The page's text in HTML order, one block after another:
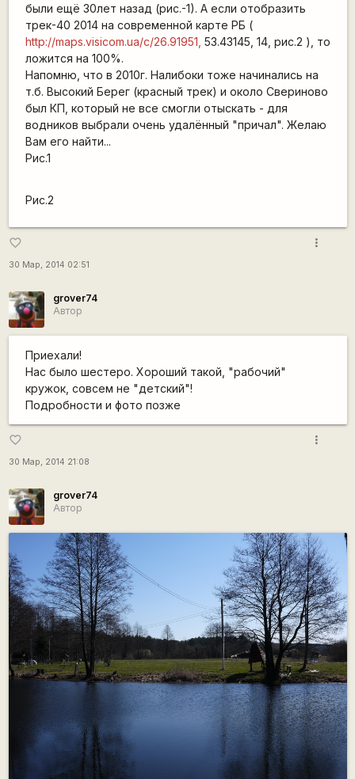
были ещё 30лет назад (рис.-1). А если отобразить
трек-40 2014 на современной карте РБ (
http://maps.visicom.ua/c/26.91951, 53.43145, 14, рис.2 ), то
ложится на 100%.
Напомню, что в 2010г. Налибоки тоже начинались на
т.б. Высокий Берег (красный трек) и около Свериново
был КП, который не все смогли отыскать - для
водников выбрали очень удалённый "причал". Желаю
Вам его найти...
Рис.1
Рис.2
favorite_border
30 Мар, 2014 02:51
more_vert
grover74
Автор
Приехали!
Нас было шестеро. Хороший такой, "рабочий"
кружок, совсем не "детский"!
Подробности и фото позже
favorite_border
30 Мар, 2014 21:08
more_vert
grover74
Автор